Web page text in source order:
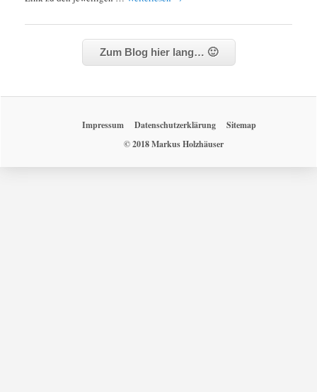
Zum Blog hier lang… 🙂
Impressum Datenschutzerklärung
Sitemap
© 2018 Markus Holzhäuser